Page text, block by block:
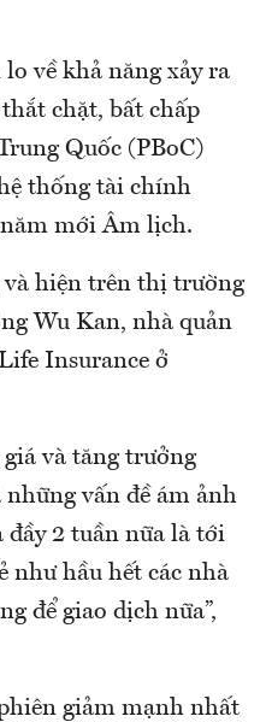
về khả năng xảy ra
chặt, bất chấp
Quốc (PBoC)
thống tài chính
mới Âm lịch.
hiện trên thị trường
Wu Kan, nhà quản
Insurance ở
và tăng trưởng
vấn đề ám ảnh
2 tuần nữa là tới
như hầu hết các nhà
để giao dịch nữa”,
giảm mạnh nhất